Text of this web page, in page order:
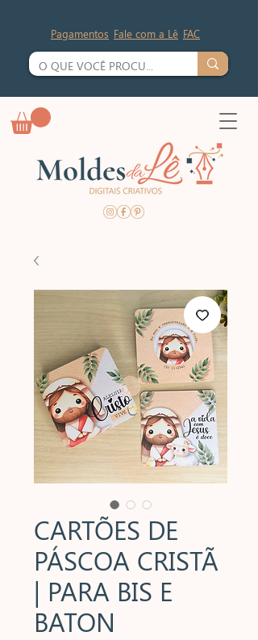
Pagamentos Fale com a Lê FAC
CARTÕES DE
PÁSCOA CRISTÃ
| PARA BIS E
BATON